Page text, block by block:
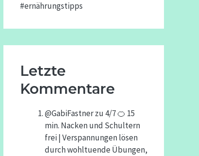
#ernährungstipps
Letzte
Kommentare
@GabiFastnerzu 4/7 🍊 15
min. Nacken und Schultern
frei | Verspannungen lösen
durch wohltuende Übungen,